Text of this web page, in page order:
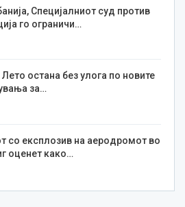
Специјалниот суд против
го ограничи…
остана без улога по новите
за…
со експлозив на аеродромот во
оценет како…